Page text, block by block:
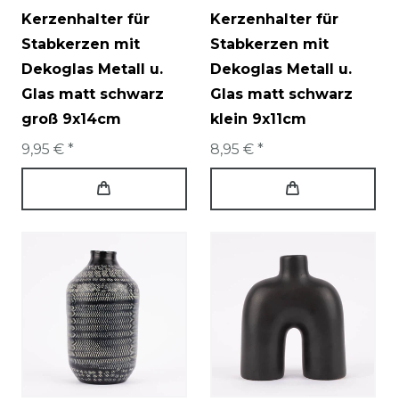
Kerzenhalter für
Stabkerzen mit
Dekoglas Metall u.
Glas matt schwarz
groß 9x14cm
9,95 € *
Kerzenhalter für
Stabkerzen mit
Dekoglas Metall u.
Glas matt schwarz
klein 9x11cm
8,95 € *